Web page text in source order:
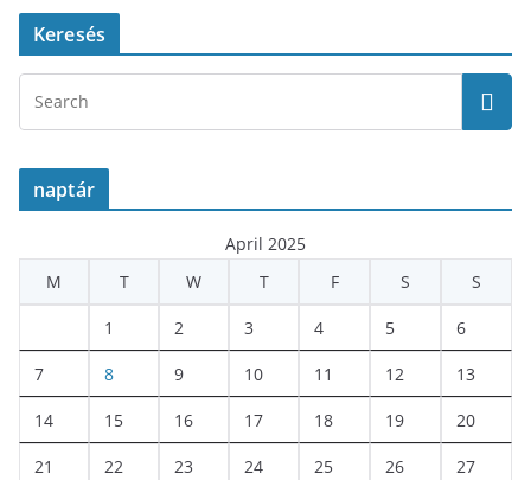
Keresés
naptár
April 2025
M
T W T F S S
1 2 3 4 5 6
7 8 9 10 11 12 13
14 15 16 17 18 19 20
21 22 23 24 25 26 27